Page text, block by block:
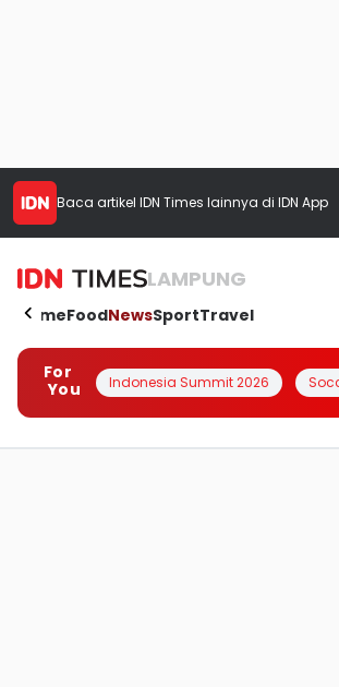
Baca artikel IDN Times lainnya di IDN App
LAMPUNG
HomeFoodNewsSportTravel
For
You
Indonesia Summit 2026